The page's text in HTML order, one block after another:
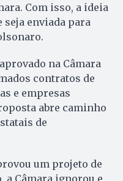
Com isso, a ideia
seja enviada para
na Câmara
contratos de
e empresas
abre caminho
de
um projeto de